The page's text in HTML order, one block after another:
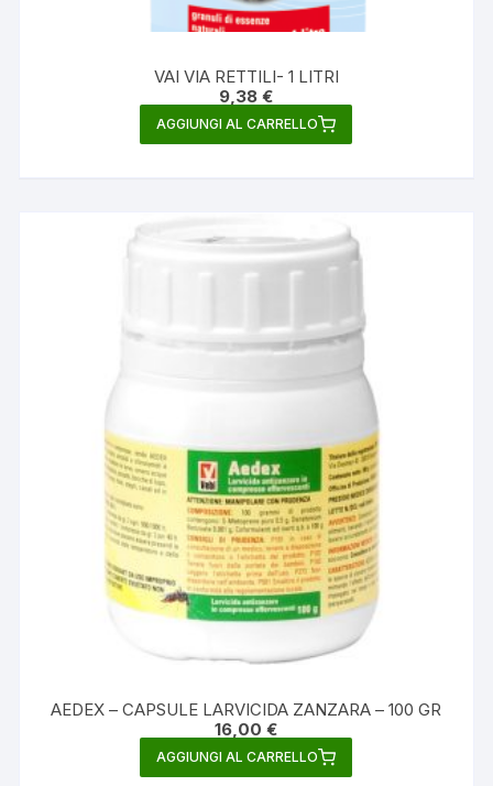
VAI VIA RETTILI- 1 LITRI
9,38€
AGGIUNGI AL CARRELLO
AEDEX – CAPSULE LARVICIDA ZANZARA – 100 GR
16,00€
AGGIUNGI AL CARRELLO